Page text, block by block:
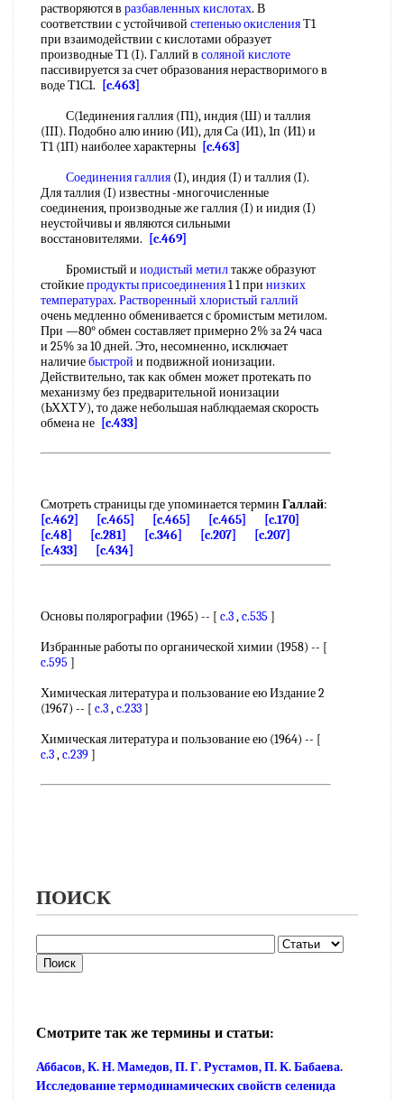
растворяются в разбавленных кислотах. В
соответствии с устойчивой степенью окисленияТ1
при взаимодействии с кислотами образует
производные Т1 (I). Галлий в соляной кислоте
пассивируется за счет образования нерастворимого в
воде Т1С1.
[c.463]
С(1единения галлия (П1), индия (Ш) и таллия
(III). Подобно алю инию (И1), для Са (И1), 1п (И1) и
Т1 (1П) наиболее характерны [c.463]
Соединения галлия (I), индия (I) и таллия (I).
Для таллия (I) известны -многочисленные
соединения, производные же галлия (I) и иидия (I)
неустойчивы и являются сильными
восстановителями.
[c.469]
Бромистый и иодистый метилтакже образуют
стойкиепродукты присоединения1 1 при низких
температурах. Растворенный хлористый галлий
очень медленно обменивается с бромистым метилом.
При —80° обмен составляет примерно 2% за 24 часа
и 25% за 10 дней. Это, несомненно, исключает
наличиебыстрой и подвижной ионизации.
Действительно, так как обмен может протекать по
механизму без предварительной ионизации
(ЬХХТУ), то даже небольшая наблюдаемая скорость
обмена не [c.433]
Смотреть страницы где упоминается термин Галлай:
[c.462]
[c.465] [c.465] [c.465]
[c.170]
[c.48]
[c.281] [c.346] [c.207]
[c.207]
[c.433]
[c.434]
Основы полярографии (1965) -- [ c.3,c.535 ]
Избранные работы по органической химии (1958) -- [
c.595 ]
Химическая литература и пользование ею Издание 2
(1967) -- [ c.3,c.233]
Химическая литература и пользование ею (1964) -- [
c.3,c.239]
ПОИСК
Смотрите так же термины и статьи:
Аббасов, К. Н. Мамедов, П. Г. Рустамов, П. К. Бабаева.
Исследование термодинамических свойств селенида